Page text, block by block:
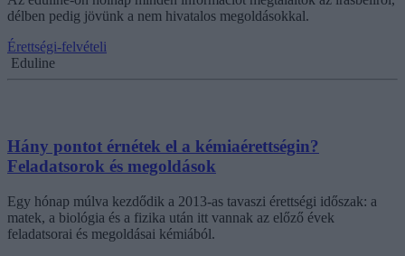
délben pedig jövünk a nem hivatalos megoldásokkal.
Érettségi-felvételi
Eduline
Hány pontot érnétek el a kémiaérettségin?
Feladatsorok és megoldások
Egy hónap múlva kezdődik a 2013-as tavaszi érettségi időszak: a
matek, a biológia és a fizika után itt vannak az előző évek
feladatsorai és megoldásai kémiából.